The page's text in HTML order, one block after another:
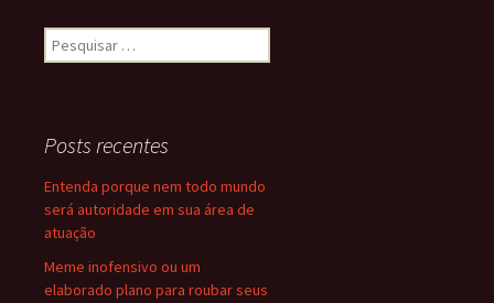
Pesquisar
por:
Posts recentes
Entenda porque nem todo mundo
será autoridade em sua área de
atuação
Meme inofensivo ou um
elaborado plano para roubar seus